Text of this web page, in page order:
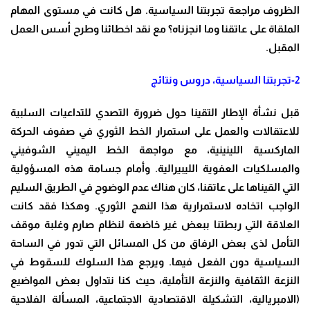
الظروف مراجعة تجربتنا السياسية. هل كانت في مستوى المهام
الملقاة على عاتقنا وما انجزناه؟ مع نقد اخطائنا وطرح أسس العمل
المقبل.
2- تجربتنا السياسية، دروس ونتائج
قبل نشأة الإطار التقينا حول ضرورة التصدي للتداعيات السلبية
للاعتقالات والعمل على استمرار الخط الثوري في صفوف الحركة
الماركسية اللينينية، مع مواجهة الخط اليميني الشوفيني
والمسلكيات العفوية الليبيرالية. وأمام جسامة هذه المسؤولية
التي القيناها على عاتقنا، كان هناك عدم الوضوح في الطريق السليم
الواجب اتخاده لاستمرارية هذا النهج الثوري. وهكذا فقد كانت
العلاقة التي ربطتنا ببعض غير خاضعة لنظام صارم وغلبة موقف
التأمل لذى بعض الرفاق من كل المسائل التي تدور في الساحة
السياسية دون الفعل فيها. ويرجع هذا السلوك للسقوط في
النزعة الثقافية والنزعة التأملية، حيث كنا نتداول بعض المواضيع
(الامبريالية، التشكيلة الاقتصادية الاجتماعية، المسألة الفلاحية